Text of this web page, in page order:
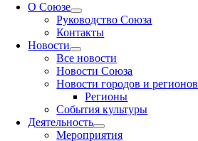
О Союзе
Руководство Союза
Контакты
Новости
Все новости
Новости Союза
Новости городов и регионов
Регионы
События культуры
Деятельность
Мероприятия